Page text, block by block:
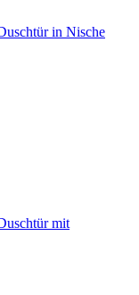
in Nische
mit